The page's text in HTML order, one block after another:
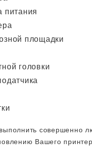
питания
площадки
головки
совершенно
Вашего